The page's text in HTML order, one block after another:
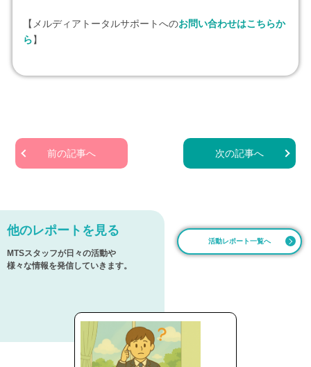
【メルディアトータルサポートへのお問い合わせはこちらか
ら】
前の記事へ 次の記事へ
他のレポートを見る
MTSスタッフが日々の活動や
様々な情報を発信していきます。
活動レポート一覧へ